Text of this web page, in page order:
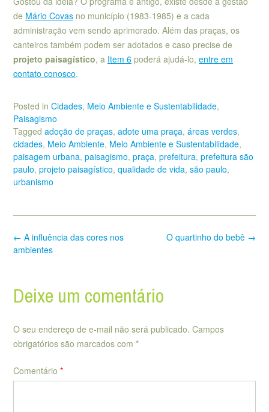
de Mário Covas no município (1983-1985) e a cada
administração vem sendo aprimorado. Além das praças, os
canteiros também podem ser adotados e caso precise de
projeto paisagístico, a Item 6 poderá ajudá-lo, entre em
contato conosco.
Posted in Cidades, Meio Ambiente e Sustentabilidade,
Paisagismo
Tagged adoção de praças, adote uma praça, áreas verdes,
cidades, Meio Ambiente, Meio Ambiente e Sustentabilidade,
paisagem urbana, paisagismo, praça, prefeitura, prefeitura são
paulo, projeto paisagístico, qualidade de vida, são paulo,
urbanismo
Post
navigation
O quartinho do bebê →
← A influência das cores nos
ambientes
Deixe um comentário
O seu endereço de e-mail não será publicado. Campos
obrigatórios são marcados com *
Comentário *